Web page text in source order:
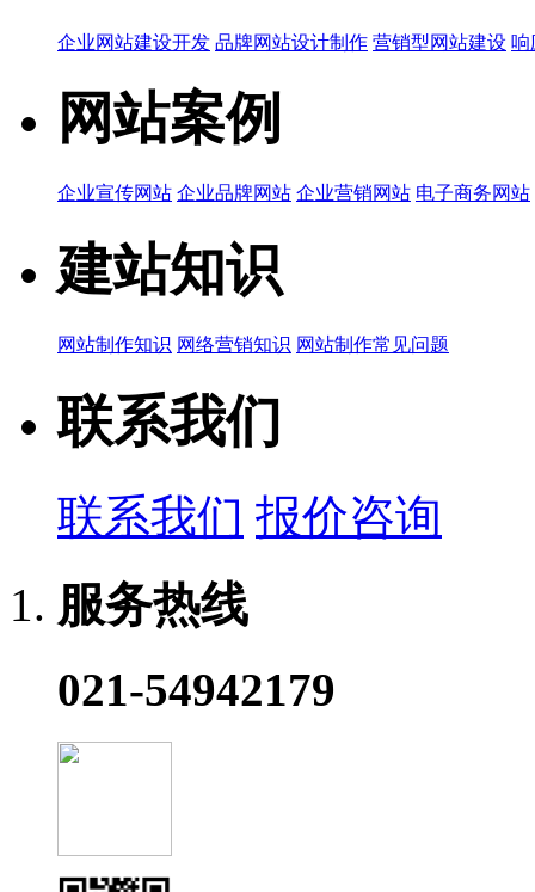
企业网站建设开发 品牌网站设计制作 营销型网站建设 响
网站案例
企业宣传网站 企业品牌网站 企业营销网站 电子商务网站
建站知识
网站制作知识 网络营销知识 网站制作常见问题
联系我们
联系我们 报价咨询
服务热线
021-54942179